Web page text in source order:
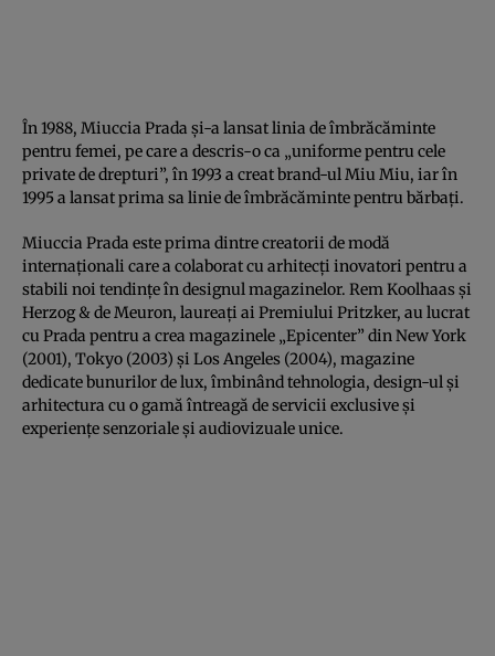
În 1988, Miuccia Prada și-a lansat linia de îmbrăcăminte
pentru femei, pe care a descris-o ca „uniforme pentru cele
private de drepturi”, în 1993 a creat brand-ul Miu Miu, iar în
1995 a lansat prima sa linie de îmbrăcăminte pentru bărbați.
Miuccia Prada este prima dintre creatorii de modă
internaționali care a colaborat cu arhitecți inovatori pentru a
stabili noi tendințe în designul magazinelor. Rem Koolhaas și
Herzog & de Meuron, laureați ai Premiului Pritzker, au lucrat
cu Prada pentru a crea magazinele „Epicenter” din New York
(2001), Tokyo (2003) și Los Angeles (2004), magazine
dedicate bunurilor de lux, îmbinând tehnologia, design-ul și
arhitectura cu o gamă întreagă de servicii exclusive și
experiențe senzoriale și audiovizuale unice.